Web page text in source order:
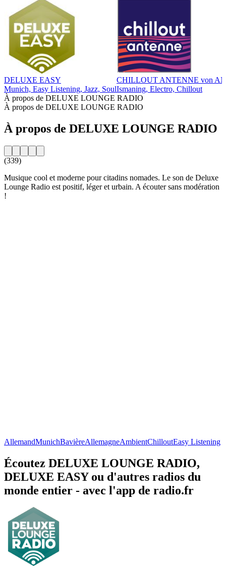
DELUXE EASY
Munich, Easy Listening, Jazz, Soul
CHILLOUT ANTENNE von
Ismaning, Electro, Chillout
À propos de DELUXE LOUNGE RADIO
À propos de DELUXE LOUNGE RADIO
À propos de DELUXE LOUNGE RADIO
(339)
Musique cool et moderne pour citadins nomades. Le son de Deluxe
Lounge Radio est positif, léger et urbain. A écouter sans modération
!
AllemandMunichBavièreAllemagneAmbientChilloutEasy Listening
Écoutez DELUXE LOUNGE RADIO,
DELUXE EASY ou d'autres radios du
monde entier - avec l'app de radio.fr